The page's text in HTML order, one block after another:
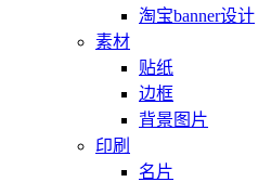
淘宝banner设计
素材
贴纸
边框
背景图片
印刷
名片